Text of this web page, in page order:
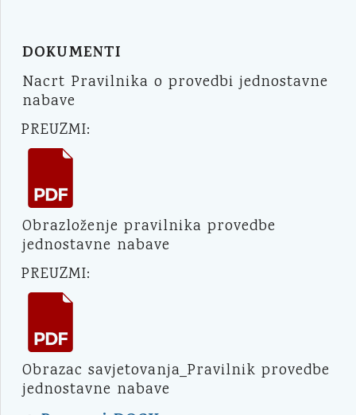
DOKUMENTI
Nacrt Pravilnika o provedbi jednostavne
nabave
PREUZMI:
Obrazloženje pravilnika provedbe
jednostavne nabave
PREUZMI:
Obrazac savjetovanja_Pravilnik provedbe
jednostavne nabave